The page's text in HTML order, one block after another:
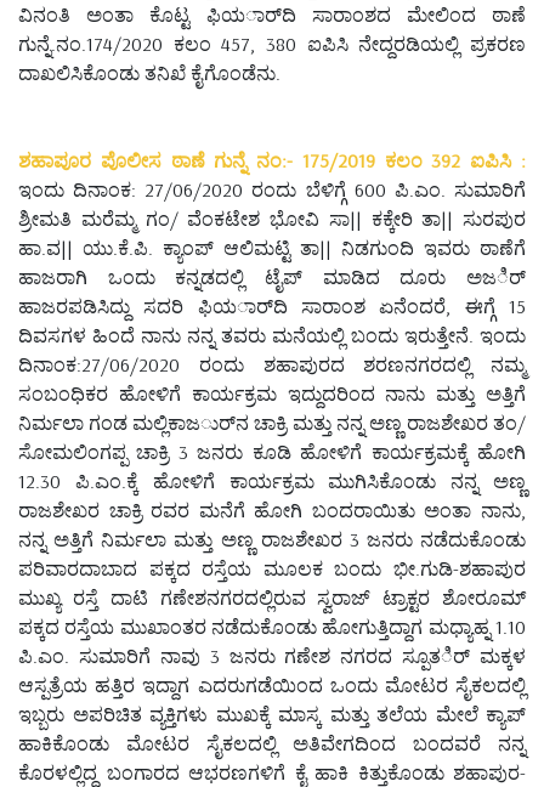
ವಿನಂತಿ ಅಂತಾ ಕೊಟ್ಟ ಫಿಯರ್ಾದಿ ಸಾರಾಂಶದ ಮೇಲಿಂದ ಠಾಣೆ
ಗುನ್ನೆ.ನಂ.174/2020 ಕಲಂ 457, 380 ಐಪಿಸಿ ನೇದ್ದರಡಿಯಲ್ಲಿ ಪ್ರಕರಣ
ದಾಖಲಿಸಿಕೊಂಡು ತನಿಖೆ ಕೈಗೊಂಡೆನು.
ಶಹಾಪೂರ ಪೊಲೀಸ ಠಾಣೆ ಗುನ್ನೆ ನಂ:- 175/2019 ಕಲಂ 392 ಐಪಿಸಿ :
ಇಂದು ದಿನಾಂಕ: 27/06/2020 ರಂದು ಬೆಳಿಗ್ಗೆ 600 ಪಿ.ಎಂ. ಸುಮಾರಿಗೆ
ಶ್ರೀಮತಿ ಮರೆಮ್ಮ ಗಂ/ ವೆಂಕಟೇಶ ಭೋವಿ ಸಾ|| ಕಕ್ಕೇರಿ ತಾ|| ಸುರಪುರ
ಹಾ.ವ|| ಯು.ಕೆ.ಪಿ. ಕ್ಯಾಂಪ್ ಆಲಿಮಟ್ಟಿ ತಾ|| ನಿಡಗುಂದಿ ಇವರು ಠಾಣೆಗೆ
ಹಾಜರಾಗಿ ಒಂದು ಕನ್ನಡದಲ್ಲಿ ಟೈಪ್ ಮಾಡಿದ ದೂರು ಅಜರ್ಿ
ಹಾಜರಪಡಿಸಿದ್ದು ಸದರಿ ಫಿಯರ್ಾದಿ ಸಾರಾಂಶ ಏನೆಂದರೆ, ಈಗ್ಗೆ 15
ದಿವಸಗಳ ಹಿಂದೆ ನಾನು ನನ್ನ ತವರು ಮನೆಯಲ್ಲಿ ಬಂದು ಇರುತ್ತೇನೆ. ಇಂದು
ದಿನಾಂಕ:27/06/2020 ರಂದು ಶಹಾಪುರದ ಶರಣನಗರದಲ್ಲಿ ನಮ್ಮ
ಸಂಬಂಧಿಕರ ಹೋಳಿಗೆ ಕಾರ್ಯಕ್ರಮ ಇದ್ದುದರಿಂದ ನಾನು ಮತ್ತು ಅತ್ತಿಗೆ
ನಿರ್ಮಲಾ ಗಂಡ ಮಲ್ಲಿಕಾಜರ್ುನ ಚಾಕ್ರಿ ಮತ್ತು ನನ್ನ ಅಣ್ಣ ರಾಜಶೇಖರ ತಂ/
ಸೋಮಲಿಂಗಪ್ಪ ಚಾಕ್ರಿ 3 ಜನರು ಕೂಡಿ ಹೋಳಿಗೆ ಕಾರ್ಯಕ್ರಮಕ್ಕೆ ಹೋಗಿ
12.30 ಪಿ.ಎಂ.ಕ್ಕೆ ಹೋಳಿಗೆ ಕಾರ್ಯಕ್ರಮ ಮುಗಿಸಿಕೊಂಡು ನನ್ನ ಅಣ್ಣ
ರಾಜಶೇಖರ ಚಾಕ್ರಿ ರವರ ಮನೆಗೆ ಹೋಗಿ ಬಂದರಾಯಿತು ಅಂತಾ ನಾನು,
ನನ್ನ ಅತ್ತಿಗೆ ನಿರ್ಮಲಾ ಮತ್ತು ಅಣ್ಣ ರಾಜಶೇಖರ 3 ಜನರು ನಡೆದುಕೊಂಡು
ಪರಿವಾರದಾಬಾದ ಪಕ್ಕದ ರಸ್ತೆಯ ಮೂಲಕ ಬಂದು ಭೀ.ಗುಡಿ-ಶಹಾಪುರ
ಮುಖ್ಯ ರಸ್ತೆ ದಾಟಿ ಗಣೇಶನಗರದಲ್ಲಿರುವ ಸ್ವರಾಜ್ ಟ್ರಾಕ್ಟರ ಶೋರೂಮ್
ಪಕ್ಕದ ರಸ್ತೆಯ ಮುಖಾಂತರ ನಡೆದುಕೊಂಡು ಹೋಗುತ್ತಿದ್ದಾಗ ಮಧ್ಯಾಹ್ನ 1.10
ಪಿ.ಎಂ. ಸುಮಾರಿಗೆ ನಾವು 3 ಜನರು ಗಣೇಶ ನಗರದ ಸ್ಪೂತರ್ಿ ಮಕ್ಕಳ
ಆಸ್ಪತ್ರೆಯ ಹತ್ತಿರ ಇದ್ದಾಗ ಎದರುಗಡೆಯಿಂದ ಒಂದು ಮೋಟರ ಸೈಕಲದಲ್ಲಿ
ಇಬ್ಬರು ಅಪರಿಚಿತ ವ್ಯಕ್ತಿಗಳು ಮುಖಕ್ಕೆ ಮಾಸ್ಕ ಮತ್ತು ತಲೆಯ ಮೇಲೆ ಕ್ಯಾಪ್
ಹಾಕಿಕೊಂಡು ಮೋಟರ ಸೈಕಲದಲ್ಲಿ ಅತಿವೇಗದಿಂದ ಬಂದವರೆ ನನ್ನ
ಕೊರಳಲ್ಲಿದ್ದ ಬಂಗಾರದ ಆಭರಣಗಳಿಗೆ ಕೈ ಹಾಕಿ ಕಿತ್ತುಕೊಂಡು ಶಹಾಪುರ-